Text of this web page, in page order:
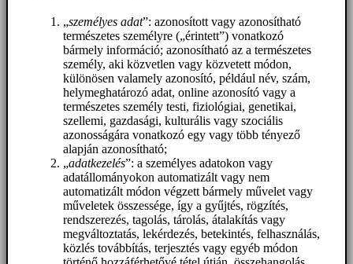
„személyes adat”: azonosított vagy azonosítható
természetes személyre („érintett”) vonatkozó
bármely információ; azonosítható az a természetes
személy, aki közvetlen vagy közvetett módon,
különösen valamely azonosító, például név, szám,
helymeghatározó adat, online azonosító vagy a
természetes személy testi, fiziológiai, genetikai,
szellemi, gazdasági, kulturális vagy szociális
azonosságára vonatkozó egy vagy több tényező
alapján azonosítható;
„adatkezelés”: a személyes adatokon vagy
adatállományokon automatizált vagy nem
automatizált módon végzett bármely művelet vagy
műveletek összessége, így a gyűjtés, rögzítés,
rendszerezés, tagolás, tárolás, átalakítás vagy
megváltoztatás, lekérdezés, betekintés, felhasználás,
közlés továbbítás, terjesztés vagy egyéb módon